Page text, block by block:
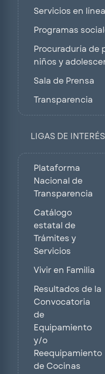
Servicios en línea
Programas
Procuraduría de
niños y
Sala de Prensa
Transparencia
LIGAS DE INTERÉS
Plataforma
Nacional de
Transparencia
Catálogo
estatal de
Trámites y
Servicios
Vivir en Familia
Resultados de la
Convocatoria
de
Equipamiento
y/o
Reequipamiento
de Cocinas